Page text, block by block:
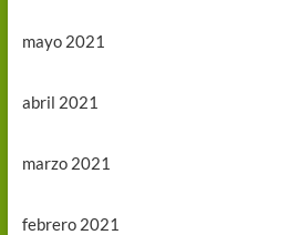
mayo 2021
abril 2021
marzo 2021
febrero 2021